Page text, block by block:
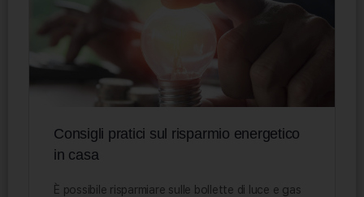
Consigli pratici sul risparmio energetico
in casa
È possibile risparmiare sulle bollette di luce e gas